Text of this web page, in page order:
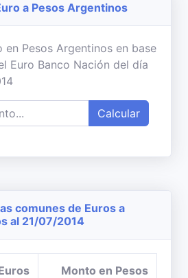
a Pesos Argentinos
en Pesos Argentinos en base
Euro Banco Nación del día
Calcular
comunes de Euros a
al 21/07/2014
Monto en Pesos